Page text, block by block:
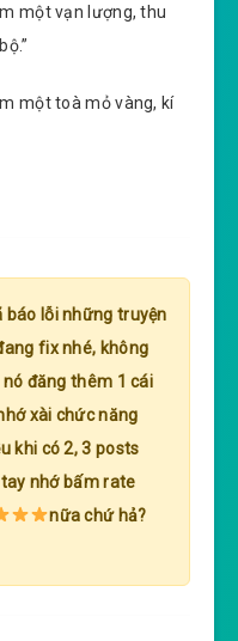
một vạn lượng, thu
một toà mỏ vàng, kí
báo lỗi những truyện
fix nhé, không
đăng thêm 1 cái
xài chức năng
khi có 2, 3 posts
nhớ bấm rate
nữa chứ hả?